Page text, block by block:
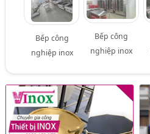
Bếp công
nghiệp inox
Bếp công
nghiệp inox